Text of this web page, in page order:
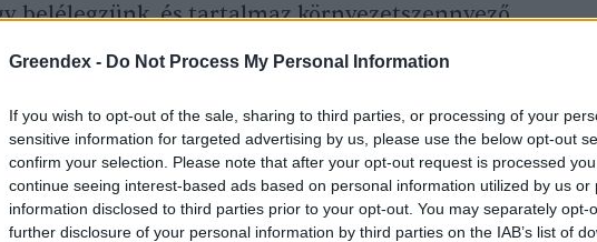
Greendex - Do Not Process My Personal Information
If you wish to opt-out of the sale, sharing to third parties, or processing of your
sensitive information for targeted advertising by us, please use the below opt-out
confirm your selection. Please note that after your opt-out request is processed
continue seeing interest-based ads based on personal information utilized by us or
information disclosed to third parties prior to your opt-out. You may separately opt-
further disclosure of your personal information by third parties on the IAB’s list of
belélegzünk, és tartalmaz környezetszennyező
erősebben érintheti a sportolókat. Ez a kiindulási